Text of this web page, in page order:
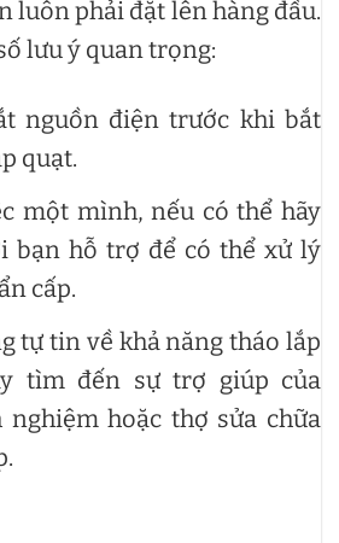
luôn phải đặt lên hàng đầu.
lưu ý quan trọng:
nguồn điện trước khi bắt
quạt.
một mình, nếu có thể hãy
bạn hỗ trợ để có thể xử lý
cấp.
tự tin về khả năng tháo lắp
tìm đến sự trợ giúp của
hoặc thợ sửa chữa